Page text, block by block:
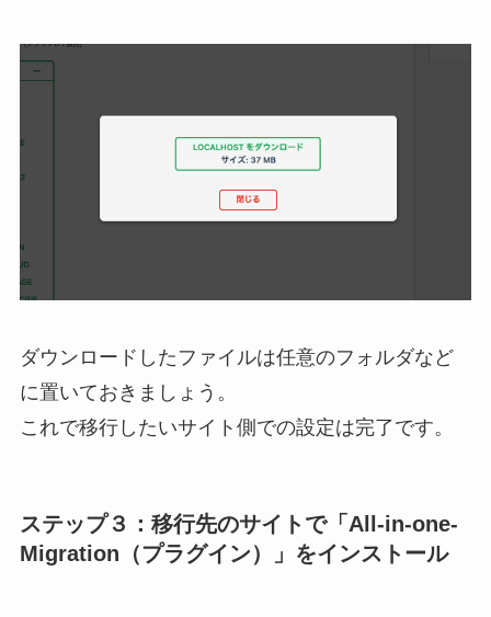
ダウンロードしたファイルは任意のフォルダなど
に置いておきましょう。
これで移行したいサイト側での設定は完了です。
ステップ３：移行先のサイトで「All-in-one-
Migration（プラグイン）」をインストール